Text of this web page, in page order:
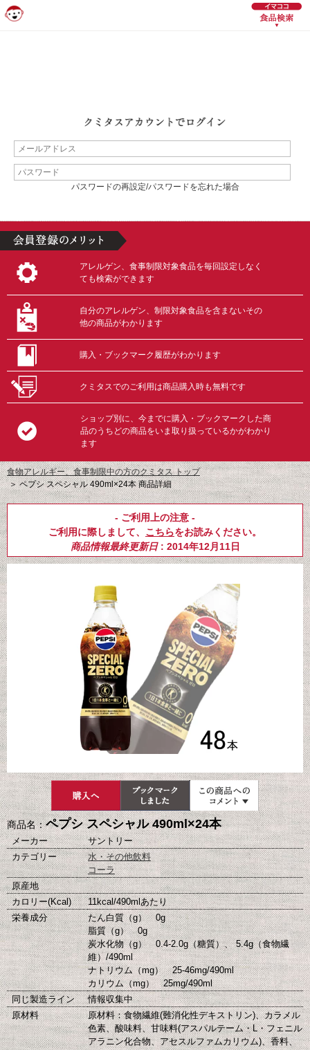
パスワードの再設定/パスワードを忘れた場合
アレルゲン、食事制限対象食品を毎回設定しなく
ても検索ができます
自分のアレルゲン、制限対象食品を含まないその
他の商品がわかります
購入・ブックマーク履歴がわかります
クミタスでのご利用は商品購入時も無料です
ショップ別に、今までに購入・ブックマークした商
品のうちどの商品をいま取り扱っているかがわかり
ます
食物アレルギー、食事制限中の方のクミタス トップ
＞ペプシ スペシャル 490ml×24本 商品詳細
- ご利用上の注意 -
ご利用に際しまして、 こちらをお読みください。
商品情報最終更新日: 2014年12月11日
商品名：ペプシ スペシャル 490ml×24本
メーカー
サントリー
カテゴリー
水・その他飲料
コーラ
原産地
カロリー(Kcal)
11kcal/490mlあたり
栄養成分
たん白質（g） 0g
脂質（g） 0g
炭水化物（g） 0.4-2.0g（糖質）、 5.4g（食物繊
維）/490ml
ナトリウム（mg） 25-46mg/490ml
カリウム（mg） 25mg/490ml
同じ製造ライン
情報収集中
原材料
原材料：食物繊維(難消化性デキストリン)、カラメル
色素、酸味料、甘味料(アスパルテーム・L・フェニル
アラニン化合物、アセスルファムカリウム)、香料、